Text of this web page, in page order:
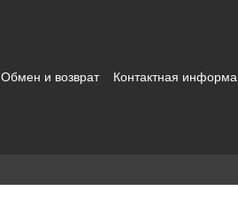
Обмен и возврат Контактная